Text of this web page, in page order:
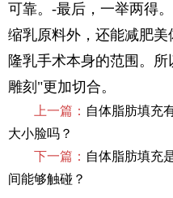
可靠。-最后，一举两得
缩乳原料外，还能减肥
隆乳手术本身的范围。
雕刻"更加切合。
上一篇： 自体脂肪填充
大小脸吗？
下一篇： 自体脂肪填充
间能够触碰？